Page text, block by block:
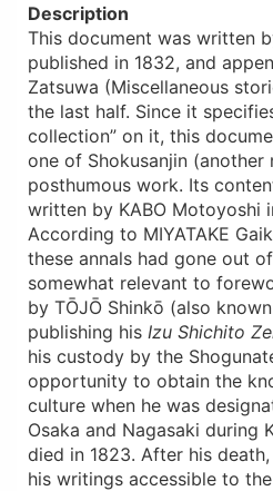
Description
This document was written
published in 1832, and
Zatsuwa (Miscellaneous
the last half. Since it
collection” on it, this
one of Shokusanjin (another
posthumous work. Its
written by KABO Motoyoshi
According to MIYATAKE
these annals had gone out
somewhat relevant to
by TŌJŌ Shinkō (also
publishing his Izu Shichito
his custody by the
opportunity to obtain the
culture when he was
Osaka and Nagasaki during
died in 1823. After his
his writings accessible to